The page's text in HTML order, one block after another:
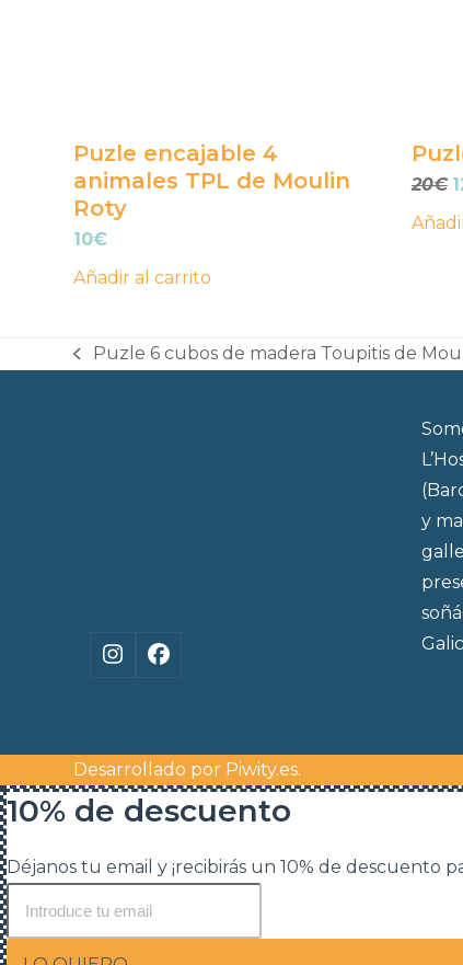
Puzle encajable 4
animales TPL de Moulin
Roty
10€
Añadir al carrito
20€
previous
Puzle 6 cubos de madera Toupitis de
Instagram
Facebook
y
Desarrollado por Piwity.es.
10% de descuento
Déjanos tu email y ¡recibirás un 10% de descuento